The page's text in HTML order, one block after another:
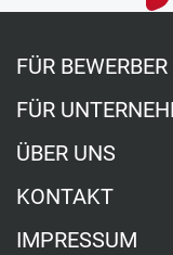
FÜR BEWERBER
FÜR
ÜBER UNS
KONTAKT
IMPRESSUM